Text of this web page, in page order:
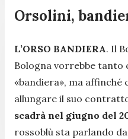
Orsolini,
L’ORSO BANDIERA. Il
Bologna vorrebbe tanto
«bandiera», ma affinché
allungare il suo
scadrà nel giugno del
rossoblù sta parlando